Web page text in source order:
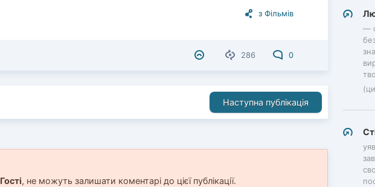
з Фільмів
286 0
—
Наступна публікація
Гості, не можуть залишати коментарі до цієї публікації.